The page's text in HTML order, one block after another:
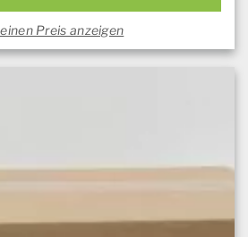
Preis anzeigen